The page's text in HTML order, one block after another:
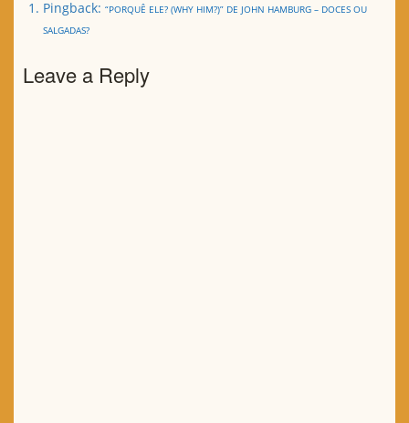
Pingback:“PORQUÊ ELE? (WHY HIM?)” DE JOHN HAMBURG – DOCES OU
SALGADAS?
Leave a Reply